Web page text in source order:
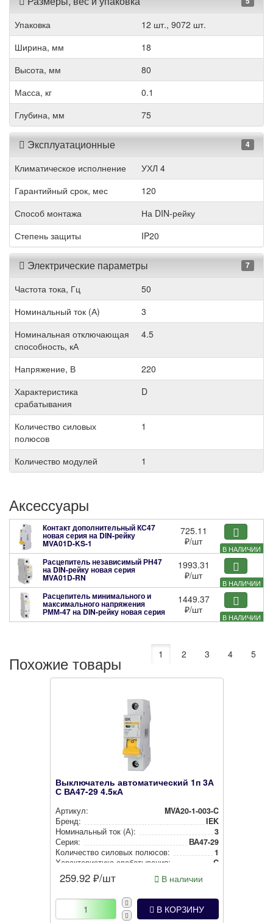
Упаковка
12 шт., 9072 шт.
Ширина, мм
18
Высота, мм
80
Масса, кг
0.1
Глубина, мм
75
Эксплуатационные 4
Климатическое исполнение
УХЛ 4
Гарантийный срок, мес
120
Способ монтажа
На DIN-рейку
Степень защиты
IP20
Электрические параметры 7
Частота тока, Гц
50
Номинальный ток (А)
3
Номинальная отключающая
способность, кА
4.5
Напряжение, В
220
Характеристика
срабатывания
D
Количество силовых
полюсов
1
Количество модулей 1
Аксессуары
В НАЛИЧИИ
Контакт дополнительный КС47
новая серия на DIN-рейку
MVA01D-KS-1
725.11
₽/шт
В НАЛИЧИИ
Расцепитель независимый РН47
на DIN-рейку новая серия
MVA01D-RN
1993.31
₽/шт
В НАЛИЧИИ
Расцепитель минимального и
максимального напряжения
РММ-47 на DIN-рейку новая серия
MVA01D-RMM
1449.37
₽/шт
Похожие товары 1 2 3 4 5
Выключатель автоматический 1п 3А
С ВА47-29 4.5кА
Артикул:
MVA20-1-003-C
Бренд:
IEK
Номи­наль­ный ток (А):
3
Серия:
ВА47-29
Количество силовых полюсов:
1
Харак­те­рис­ти­ка сра­ба­ты­ва­ния:
C
259.92 ₽/шт В наличии
В КОРЗИНУ